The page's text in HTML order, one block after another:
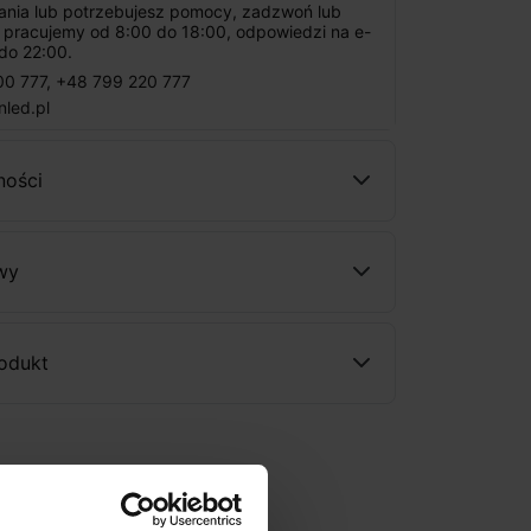
lub potrzebujesz pomocy, zadzwoń lub
pracujemy od 8:00 do 18:00, odpowiedzi na e-
22:00.
777, +48 799 220 777